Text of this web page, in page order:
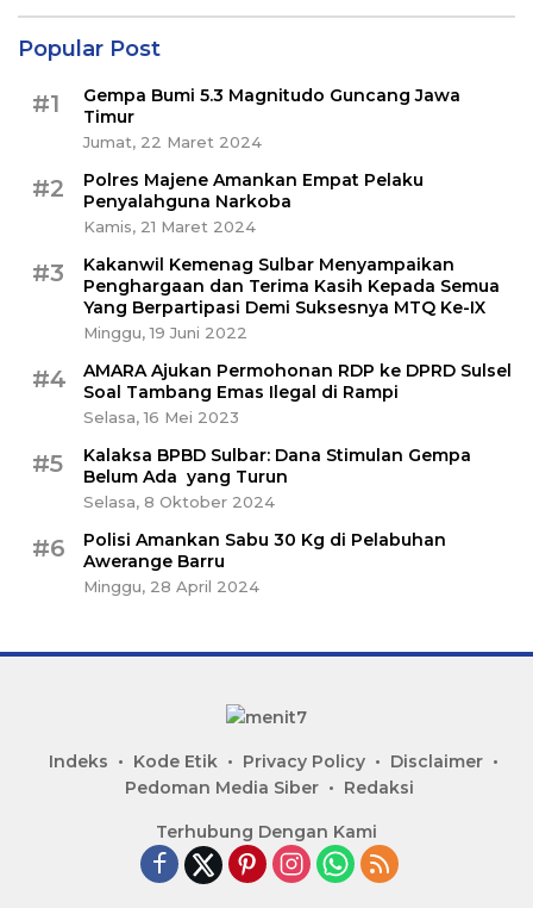
Popular Post
#1
Gempa Bumi 5.3 Magnitudo Guncang Jawa
Timur
Jumat, 22 Maret 2024
#2
Polres Majene Amankan Empat Pelaku
Penyalahguna Narkoba
Kamis, 21 Maret 2024
#3
Kakanwil Kemenag Sulbar Menyampaikan
Penghargaan dan Terima Kasih Kepada Semua
Yang Berpartipasi Demi Suksesnya MTQ Ke-IX
Minggu, 19 Juni 2022
#4
AMARA Ajukan Permohonan RDP ke DPRD Sulsel
Soal Tambang Emas Ilegal di Rampi
Selasa, 16 Mei 2023
#5
Kalaksa BPBD Sulbar: Dana Stimulan Gempa
Belum Ada yang Turun
Selasa, 8 Oktober 2024
#6
Polisi Amankan Sabu 30 Kg di Pelabuhan
Awerange Barru
Minggu, 28 April 2024
Indeks Kode Etik Privacy Policy
Disclaimer
Pedoman Media Siber
Redaksi
Terhubung Dengan Kami